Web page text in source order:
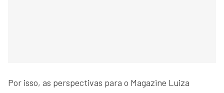
Por isso, as perspectivas para o Magazine Luiza